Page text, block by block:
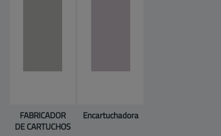
FABRICADOR
DE CARTUCHOS
Encartuchadora